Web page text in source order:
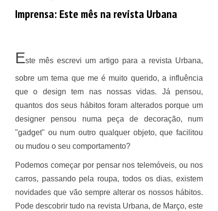
Imprensa: Este mês na revista Urbana
Este mês escrevi um artigo para a revista Urbana,
sobre um tema que me é muito querido, a influência
que o design tem nas nossas vidas. Já pensou,
quantos dos seus hábitos foram alterados porque um
designer pensou numa peça de decoração, num
"gadget" ou num outro qualquer objeto, que facilitou
ou mudou o seu comportamento?
Podemos começar por pensar nos telemóveis, ou nos
carros, passando pela roupa, todos os dias, existem
novidades que vão sempre alterar os nossos hábitos.
Pode descobrir tudo na revista Urbana, de Março, este